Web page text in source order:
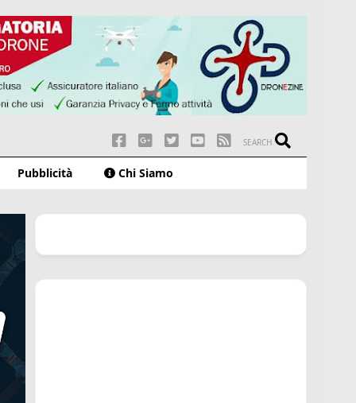
SEARCH
Pubblicità Chi Siamo